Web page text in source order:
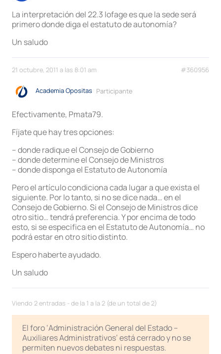
La interpretación del 22.3 lofage es que la sede será
primero donde diga el estatuto de autonomía?
Un saludo
21 octubre, 2011 a las 8:01 am #360956
Academia Opositas Participante
Efectivamente, Pmata79.
Fíjate que hay tres opciones:
– donde radique el Consejo de Gobierno
– donde determine el Consejo de Ministros
– donde disponga el Estatuto de Autonomía
Pero el artículo condiciona cada lugar a que exista el
siguiente. Por lo tanto, si no se dice nada… en el
Consejo de Gobierno. Si el Consejo de Ministros dice
otro sitio… tendrá preferencia. Y por encima de todo
esto, si se especifica en el Estatuto de Autonomía… no
podrá estar en otro sitio distinto.
Espero haberte ayudado.
Un saludo
Viendo 2 entradas - de la 1 a la 2 (de un total de 2)
El foro ‘Administración General del Estado –
Auxiliares Administrativos’ está cerrado y no se
permiten nuevos debates ni respuestas.